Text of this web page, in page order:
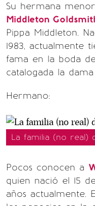
Su hermana
Middleton
Pippa Middleton.
1983, actualmente
fama en la boda
catalogada la
Hermano:
La familia (no real)
Pocos conocen a
quien nació el 15
años actualmente.